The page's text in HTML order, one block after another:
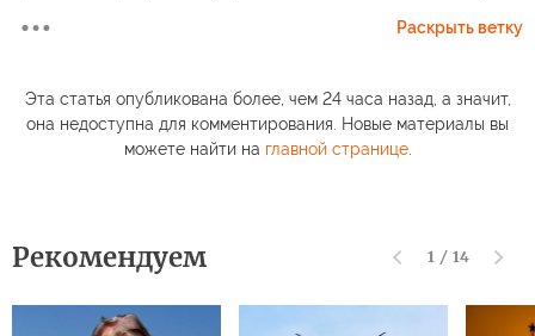
Раскрыть ветку
Эта статья опубликована более, чем 24 часа назад, а значит,
она недоступна для комментирования. Новые материалы вы
можете найти на главной странице.
Рекомендуем 1 / 14